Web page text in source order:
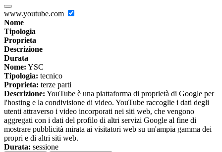
www.youtube.com
Nome
Tipologia
Proprieta
Descrizione
Durata
Nome: YSC
Tipologia: tecnico
Proprieta: terze parti
Descrizione: YouTube è una piattaforma di proprietà di Google per
l'hosting e la condivisione di video. YouTube raccoglie i dati degli
utenti attraverso i video incorporati nei siti web, che vengono
aggregati con i dati del profilo di altri servizi Google al fine di
mostrare pubblicità mirata ai visitatori web su un'ampia gamma dei
propri e di altri siti web.
Durata: sessione